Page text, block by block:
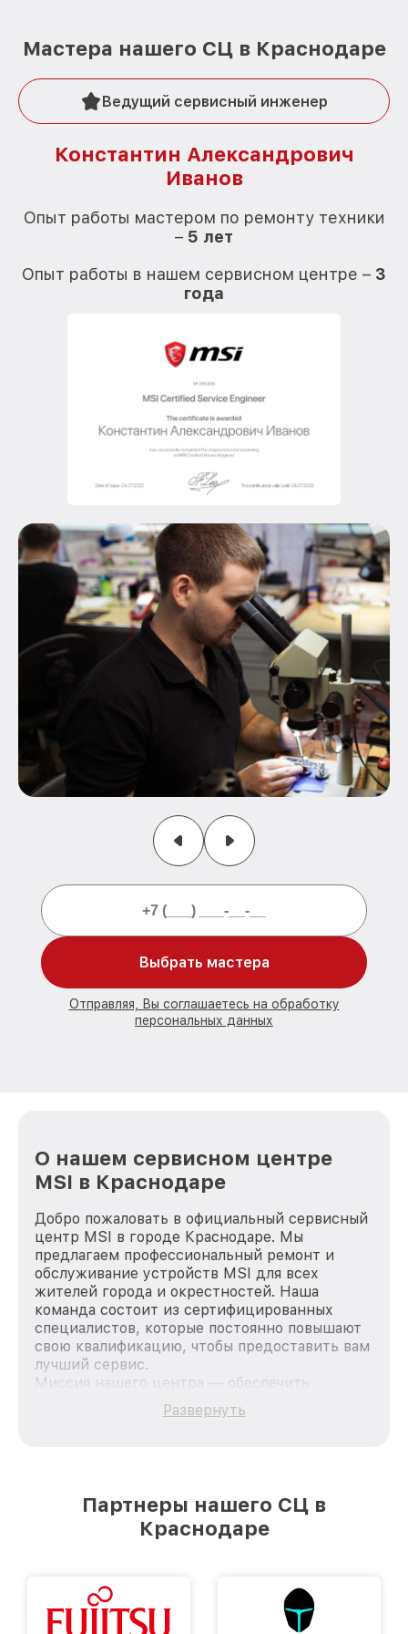
Мастера нашего СЦ в Краснодаре
Ведущий сервисный инженер
Константин Александрович
Иванов
Опыт работы мастером по ремонту техники
– 5 лет
Опыт работы в нашем сервисном центре – 3
года
Выбрать мастера
Отправляя, Вы соглашаетесь на обработку
персональных данных
О нашем сервисном центре
MSI в Краснодаре
Добро пожаловать в официальный сервисный
центр MSI в городе Краснодаре. Мы
предлагаем профессиональный ремонт и
обслуживание устройств MSI для всех
жителей города и окрестностей. Наша
команда состоит из сертифицированных
специалистов, которые постоянно повышают
свою квалификацию, чтобы предоставить вам
лучший сервис.
Миссия нашего центра — обеспечить
качественный и доступный ремонт для
каждого пользователя продукции MSI, вне
лучшим сервисным центром MSI в городе
Краснодаре, постоянно повышая уровень
Развернуть
Партнеры нашего СЦ в
Краснодаре